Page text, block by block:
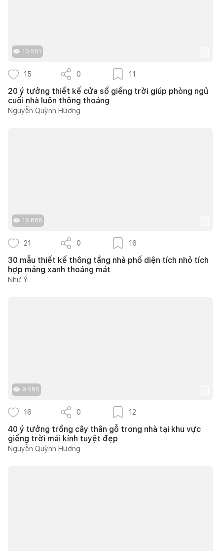
10.501
15 0 11
20 ý tưởng thiết kế cửa sổ giếng trời giúp phòng ngủ
cuối nhà luôn thông thoáng
Nguyễn Quỳnh Hương
16.666
21 0 16
30 mẫu thiết kế thông tầng nhà phố diện tích nhỏ tích
hợp mảng xanh thoáng mát
Như Ý
9.595
16 0 12
40 ý tưởng trồng cây thân gỗ trong nhà tại khu vực
giếng trời mái kính tuyệt đẹp
Nguyễn Quỳnh Hương